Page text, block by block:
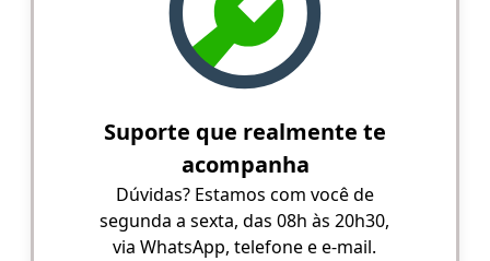
Suporte que realmente te
acompanha
Dúvidas? Estamos com você de
segunda a sexta, das 08h às 20h30,
via WhatsApp, telefone e e-mail.